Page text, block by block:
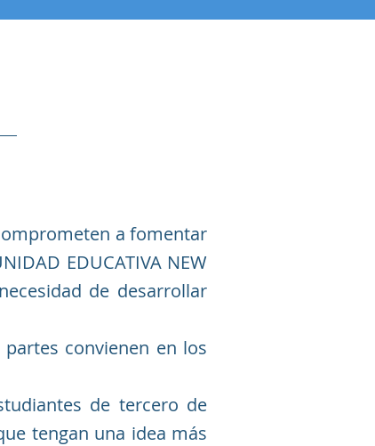
comprometen a fomentar
EDUCATIVA NEW
de desarrollar
convienen en los
de tercero de
tengan una idea más